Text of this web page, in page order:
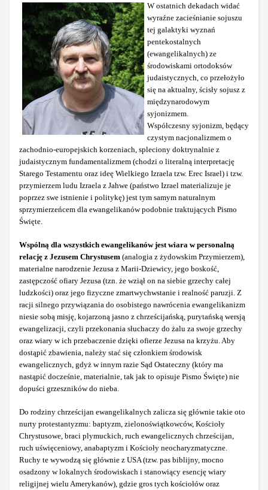
W ostatnich dekadach widać
wyraźne zacieśnianie sojuszu
tej galaktyki wyznań
pentekostalnych
(ewangelikalnych) ze
środowiskami ortodoksów
judaistycznych, co przełożyło
się na aktualny, ścisły sojusz z
międzynarodowym
syjonizmem.
Współczesny syjonizm, będący
czystym nacjonalizmem o
zachodnio-europejskich korzeniach, spleciony doktrynalnie z
judaistycznym fundamentalizmem (chodzi o literalną interpretację
Starego Testamentu oraz ideę Wielkiego Izraela tzw. Erec Israel) i tzw.
przymierzem ludu Izraela z Jahwe (państwo Izrael materializuje je
poprzez swe istnienie i politykę) jest tym samym naturalnym
sprzymierzeńcem dla ewangelikanów podobnie traktujących Pismo
Święte.
Wspólną dla wszystkich ewangelikanów jest wiara w personalną
relację z Jezusem Chrystusem (analogia z żydowskim Przymierzem),
materialne narodzenie Jezusa z Marii-Dziewicy, jego boskość,
zastępczość ofiary Jezusa (tzn. że wziął on na siebie grzechy całej
ludzkości) oraz jego fizyczne zmartwychwstanie i realność paruzji. Z
racji silnego przywiązania do osobistego nawrócenia ewangelikanizm
niesie sobą misję, kojarzoną jasno z chrześcijańską, purytańską wersją
ewangelizacji, czyli przekonania słuchaczy do żalu za swoje grzechy
oraz wiary w ich przebaczenie dzięki ofierze Jezusa na krzyżu. Aby
dostąpić zbawienia, należy stać się członkiem środowisk
ewangelicznych, gdyż w innym razie Sąd Ostateczny (który ma
nastąpić docześnie, materialnie, tak jak to opisuje Pismo Święte) nie
dopuści grzeszników do nieba.
Do rodziny chrześcijan ewangelikalnych zalicza się głównie takie oto
nurty protestantyzmu: baptyzm, zielonoświątkowców, Kościoły
Chrystusowe, braci plymuckich, ruch ewangelicznych chrześcijan,
ruch uświęceniowy, anabaptyzm i Kościoły neocharyzmatyczne.
Ruchy te wywodzą się głównie z USA (tzw. pas biblijny, mocno
osadzony w lokalnych środowiskach i stanowiący esencję wiary
religijnej wielu Amerykanów), gdzie gros tych kościołów oraz